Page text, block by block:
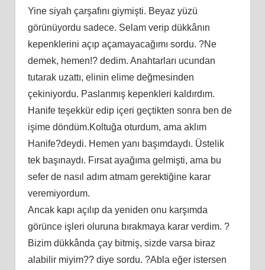
Yine siyah çarşafını giymişti. Beyaz yüzü
görünüyordu sadece. Selam verip dükkânın
kepenklerini açıp açamayacağımı sordu. ?Ne
demek, hemen!? dedim. Anahtarları ucundan
tutarak uzattı, elinin elime değmesinden
çekiniyordu. Paslanmış kepenkleri kaldırdım.
Hanife teşekkür edip içeri geçtikten sonra ben de
işime döndüm.Koltuğa oturdum, ama aklım
Hanife?deydi. Hemen yanı başımdaydı. Üstelik
tek başınaydı. Fırsat ayağıma gelmişti, ama bu
sefer de nasıl adım atmam gerektiğine karar
veremiyordum.
Ancak kapı açılıp da yeniden onu karşımda
görünce işleri oluruna bırakmaya karar verdim. ?
Bizim dükkânda çay bitmiş, sizde varsa biraz
alabilir miyim?? diye sordu. ?Abla eğer istersen